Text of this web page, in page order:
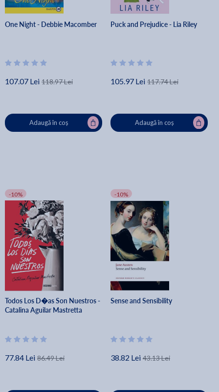
One Night - Debbie Macomber
107.07 Lei 118.97 Lei
Adaugă în coș
Puck and Prejudice - Lia Riley
105.97 Lei 117.74 Lei
Adaugă în coș
-10%
Todos Los D�as Son Nuestros -
Catalina Aguilar Mastretta
77.84 Lei 86.49 Lei
-10%
Sense and Sensibility
38.82 Lei 43.13 Lei